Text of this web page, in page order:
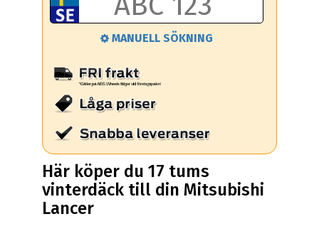
MANUELL SÖKNING
Här köper du 17 tums
vinterdäck till din Mitsubishi
Lancer